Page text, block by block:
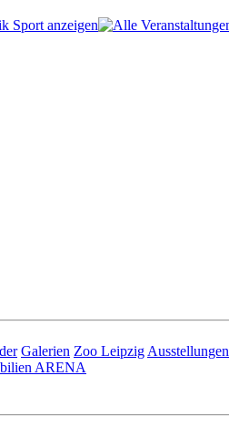
Galerien Zoo Leipzig Ausstellungen
ARENA